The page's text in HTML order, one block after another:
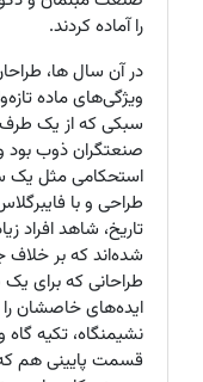
را آماده کردند.
در آن سال ها،
ویژگی‌های ماده
سبکی که از یک طرف
صنعتگران ذوب
استحکامی مثل یک
طراحی و با
تاریخ، شاهد افراد
شده‌اند که بر خلاف
طراحانی که برای
ایده‌های خاصشان
نشیمنگاه، تکیه
قسمت پایینی هم که